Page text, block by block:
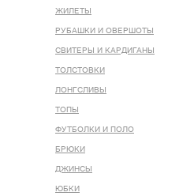
ЖИЛЕТЫ
РУБАШКИ И ОВЕРШОТЫ
СВИТЕРЫ И КАРДИГАНЫ
ТОЛСТОВКИ
ЛОНГСЛИВЫ
ТОПЫ
ФУТБОЛКИ И ПОЛО
БРЮКИ
ДЖИНСЫ
ЮБКИ